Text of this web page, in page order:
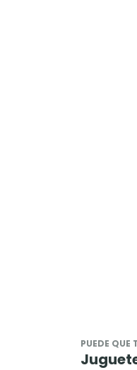
PUEDE QUE